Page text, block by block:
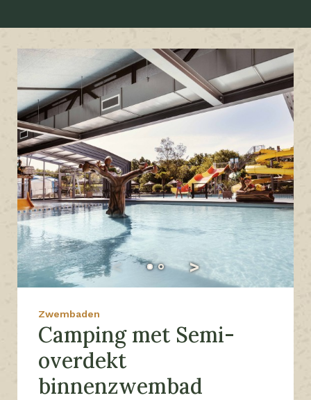
Zwembaden
Camping met Semi-
overdekt
binnenzwembad